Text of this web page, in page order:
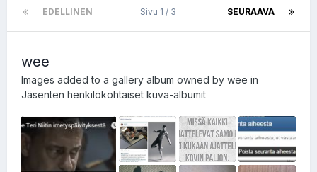
EDELLINEN SEURAAVA
Sivu 1 / 3
wee
Images added to a gallery album owned by wee in
Jäsenten henkilökohtaiset kuva-albumit